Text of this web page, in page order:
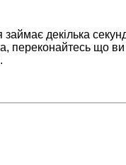
декілька
переконайтесь що